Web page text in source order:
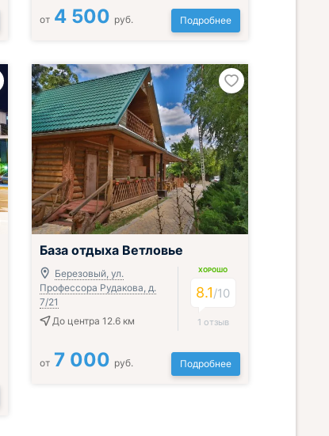
от 4 500 руб. Подробнее
База отдыха Ветловье
Березовый, ул.
Профессора Рудакова, д.
7/21
До центра 12.6 км
ХОРОШО
8.1/10
1 отзыв
от 7 000 руб. Подробнее